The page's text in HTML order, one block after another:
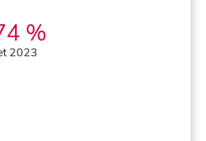
%
2023